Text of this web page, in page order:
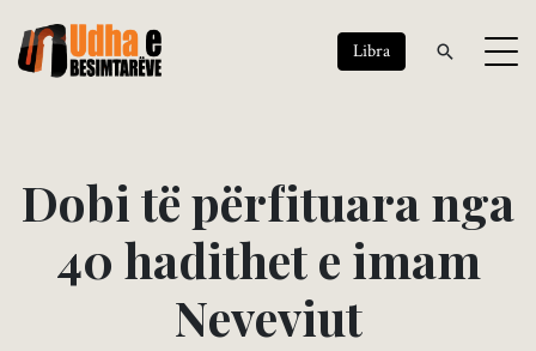
Libra
Dobi tëpërfituaranga
40 hadithete imam
Neveviut